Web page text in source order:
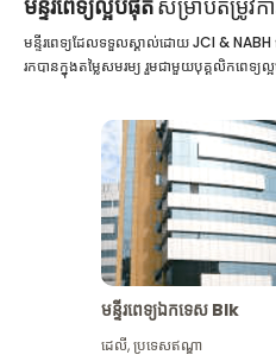
មន្ទីរពេទ្យល្អបំផុតសម្រាប់តម្រូវក
មន្ទីរពេទ្យដែលទទួលស្គាល់ដោយ JCI & NABH
រកបានក្នុងតម្លៃសមរម្យ រួមជាមួយបុគ្គលិកពេទ្យ
មន្ទីរពេទ្យឯកទេស Blk
ដេលី,ប្រទេសឥណ្ឌា